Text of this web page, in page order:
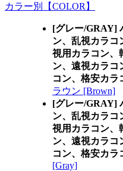
カラー別【COLOR】
[グレー/GRAY]
ン、乱視カラコ
視用カラコン、
ン、遠視カラコ
コン、格安カ
ラウン [Brown]
[グレー/GRAY]
ン、乱視カラコ
視用カラコン、
ン、遠視カラコ
コン、格安カラ
[Gray]